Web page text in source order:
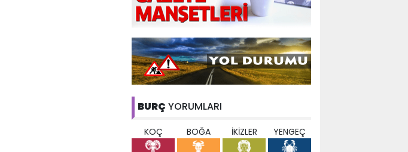
BURÇ YORUMLARI
KOÇ BOĞA İKİZLER YENGEÇ